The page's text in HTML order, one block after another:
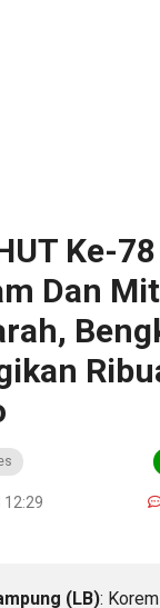
Ke-
Dan
12:29
(LB):